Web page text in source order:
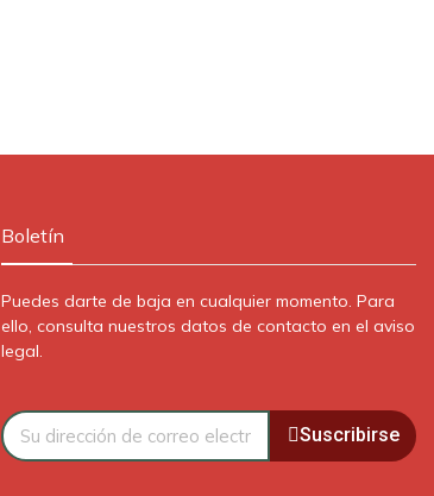
Boletín
Puedes darte de baja en cualquier momento. Para
ello, consulta nuestros datos de contacto en el aviso
legal.
Suscribirse